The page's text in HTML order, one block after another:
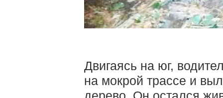
Двигаясь на юг,
на мокрой трассе и